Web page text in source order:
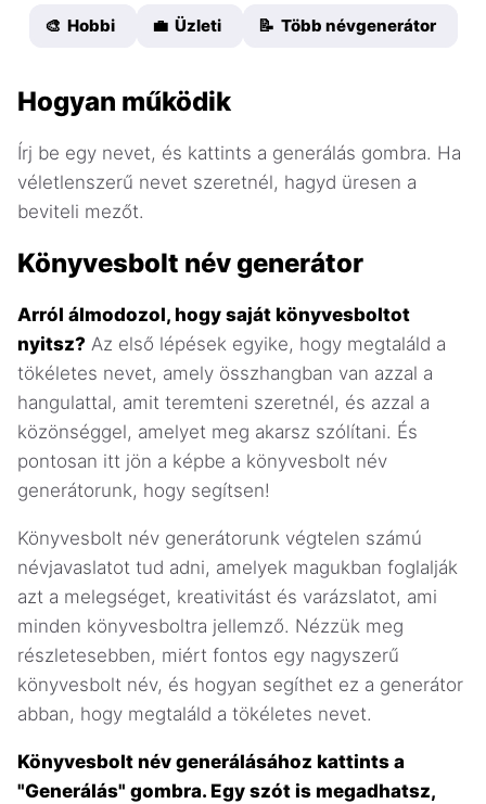
🎨 Hobbi 💼 Üzleti 📝 Több névgenerátor
Hogyan működik
Írj be egy nevet, és kattints a generálás gombra. Ha
véletlenszerű nevet szeretnél, hagyd üresen a
beviteli mezőt.
Könyvesbolt név generátor
Arról álmodozol, hogy saját könyvesboltot
nyitsz? Az első lépések egyike, hogy megtaláld a
tökéletes nevet, amely összhangban van azzal a
hangulattal, amit teremteni szeretnél, és azzal a
közönséggel, amelyet meg akarsz szólítani. És
pontosan itt jön a képbe a könyvesbolt név
generátorunk, hogy segítsen!
Könyvesbolt név generátorunk végtelen számú
névjavaslatot tud adni, amelyek magukban foglalják
azt a melegséget, kreativitást és varázslatot, ami
minden könyvesboltra jellemző. Nézzük meg
részletesebben, miért fontos egy nagyszerű
könyvesbolt név, és hogyan segíthet ez a generátor
abban, hogy megtaláld a tökéletes nevet.
Könyvesbolt név generálásához kattints a
"Generálás" gombra. Egy szót is megadhatsz,